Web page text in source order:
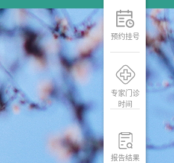
预约挂号
专家门诊
时间
报告结果